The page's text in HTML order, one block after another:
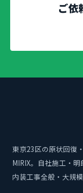
ご依
東京23区の原状回復
MIRIX。自社施工・
内装工事全般・大規